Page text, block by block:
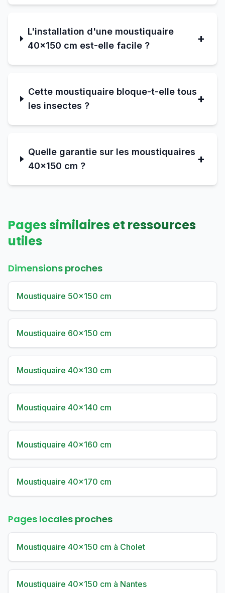
L'installation d'une moustiquaire
40×150 cm est-elle facile ?
+
Cette moustiquaire bloque-t-elle tous
les insectes ?
+
Quelle garantie sur les moustiquaires
40×150 cm ?
+
Pages similaires et ressources
utiles
Dimensions proches
Moustiquaire 50×150 cm
Moustiquaire 60×150 cm
Moustiquaire 40×130 cm
Moustiquaire 40×140 cm
Moustiquaire 40×160 cm
Moustiquaire 40×170 cm
Pages locales proches
Moustiquaire 40×150 cm à Cholet
Moustiquaire 40×150 cm à Nantes